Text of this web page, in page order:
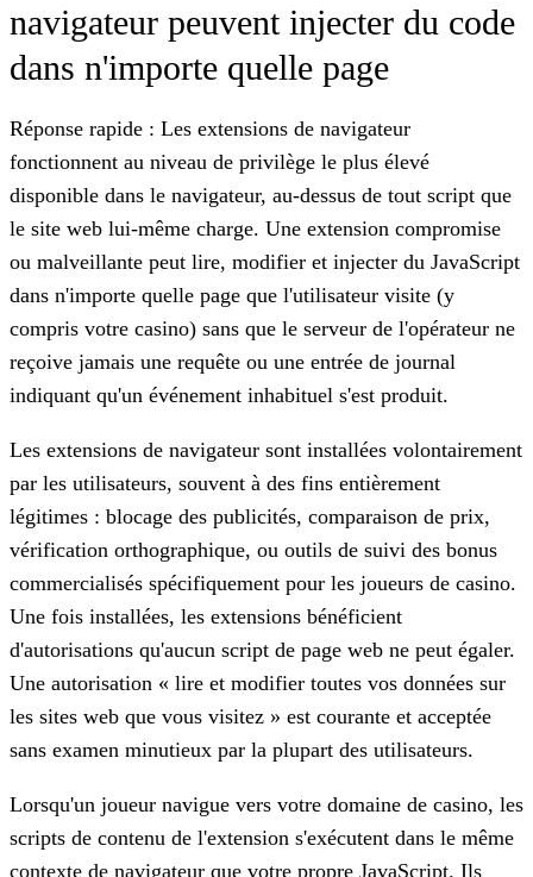
navigateur peuvent injecter du code
dans n'importe quelle page
Réponse rapide : Les extensions de navigateur
fonctionnent au niveau de privilège le plus élevé
disponible dans le navigateur, au-dessus de tout script que
le site web lui-même charge. Une extension compromise
ou malveillante peut lire, modifier et injecter du JavaScript
dans n'importe quelle page que l'utilisateur visite (y
compris votre casino) sans que le serveur de l'opérateur ne
reçoive jamais une requête ou une entrée de journal
indiquant qu'un événement inhabituel s'est produit.
Les extensions de navigateur sont installées volontairement
par les utilisateurs, souvent à des fins entièrement
légitimes : blocage des publicités, comparaison de prix,
vérification orthographique, ou outils de suivi des bonus
commercialisés spécifiquement pour les joueurs de casino.
Une fois installées, les extensions bénéficient
d'autorisations qu'aucun script de page web ne peut égaler.
Une autorisation « lire et modifier toutes vos données sur
les sites web que vous visitez » est courante et acceptée
sans examen minutieux par la plupart des utilisateurs.
Lorsqu'un joueur navigue vers votre domaine de casino, les
scripts de contenu de l'extension s'exécutent dans le même
contexte de navigateur que votre propre JavaScript. Ils